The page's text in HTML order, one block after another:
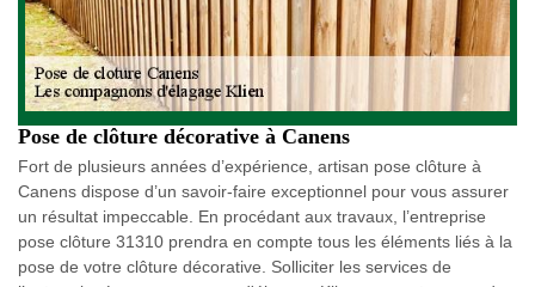
Pose de clôture décorative à Canens
Fort de plusieurs années d’expérience, artisan pose clôture à
Canens dispose d’un savoir-faire exceptionnel pour vous assurer
un résultat impeccable. En procédant aux travaux, l’entreprise
pose clôture 31310 prendra en compte tous les éléments liés à la
pose de votre clôture décorative. Solliciter les services de